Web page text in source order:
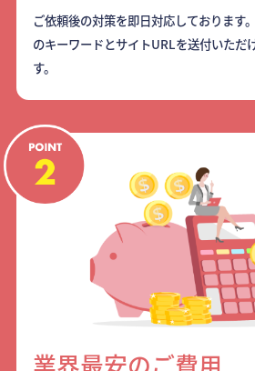
ご依頼後の対策を即日対応しております
のキーワードとサイトURLを送付いただ
す。
業界最安のご費用